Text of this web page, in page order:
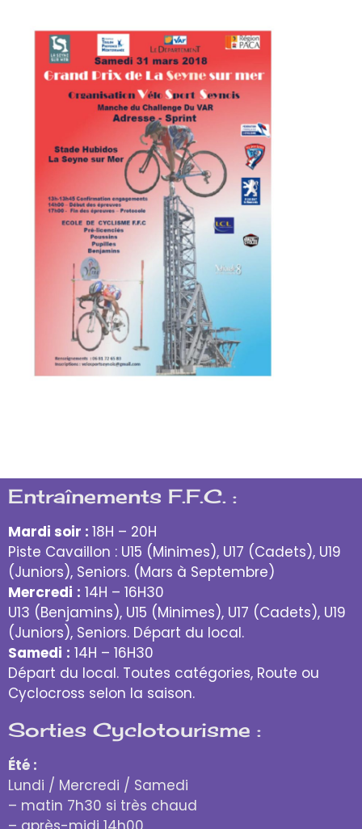
Entraînements F.F.C. :
Mardi soir : 18H – 20H
Piste Cavaillon : U15 (Minimes), U17 (Cadets), U19
(Juniors), Seniors. (Mars à Septembre)
Mercredi : 14H – 16H30
U13 (Benjamins), U15 (Minimes), U17 (Cadets), U19
(Juniors), Seniors. Départ du local.
Samedi : 14H – 16H30
Départ du local. Toutes catégories, Route ou
Cyclocross selon la saison.
Sorties Cyclotourisme :
Été :
Lundi / Mercredi / Samedi
– matin 7h30 si très chaud